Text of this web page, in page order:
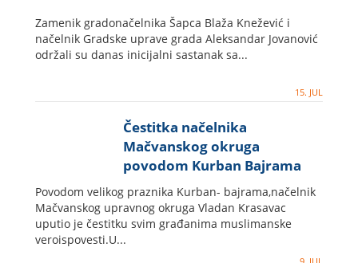
Zamenik gradonačelnika Šapca Blaža Knežević i
načelnik Gradske uprave grada Aleksandar Jovanović
održali su danas inicijalni sastanak sa...
15. JUL
Čestitka načelnika
Mačvanskog okruga
povodom Kurban Bajrama
Povodom velikog praznika Kurban- bajrama,načelnik
Mačvanskog upravnog okruga Vladan Krasavac
uputio je čestitku svim građanima muslimanske
veroispovesti.U...
9. JUL